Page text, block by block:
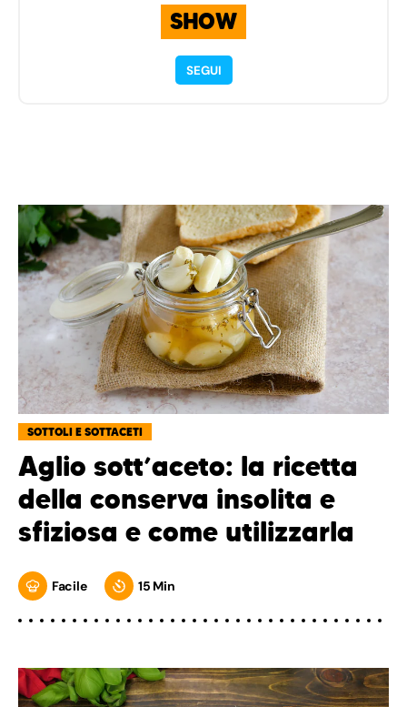
SHOW
SEGUI
SOTTOLI E SOTTACETI
Aglio sott’aceto: la ricetta
della conserva insolita e
sfiziosa e come utilizzarla
Facile 15 Min